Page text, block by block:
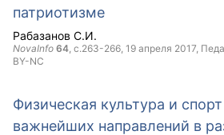
патриотизме
Рабазанов С.И.
NovaInfo 64, с.263-266, 19 апреля 2017,
BY-NC
Физическая культура и
важнейших направлений в